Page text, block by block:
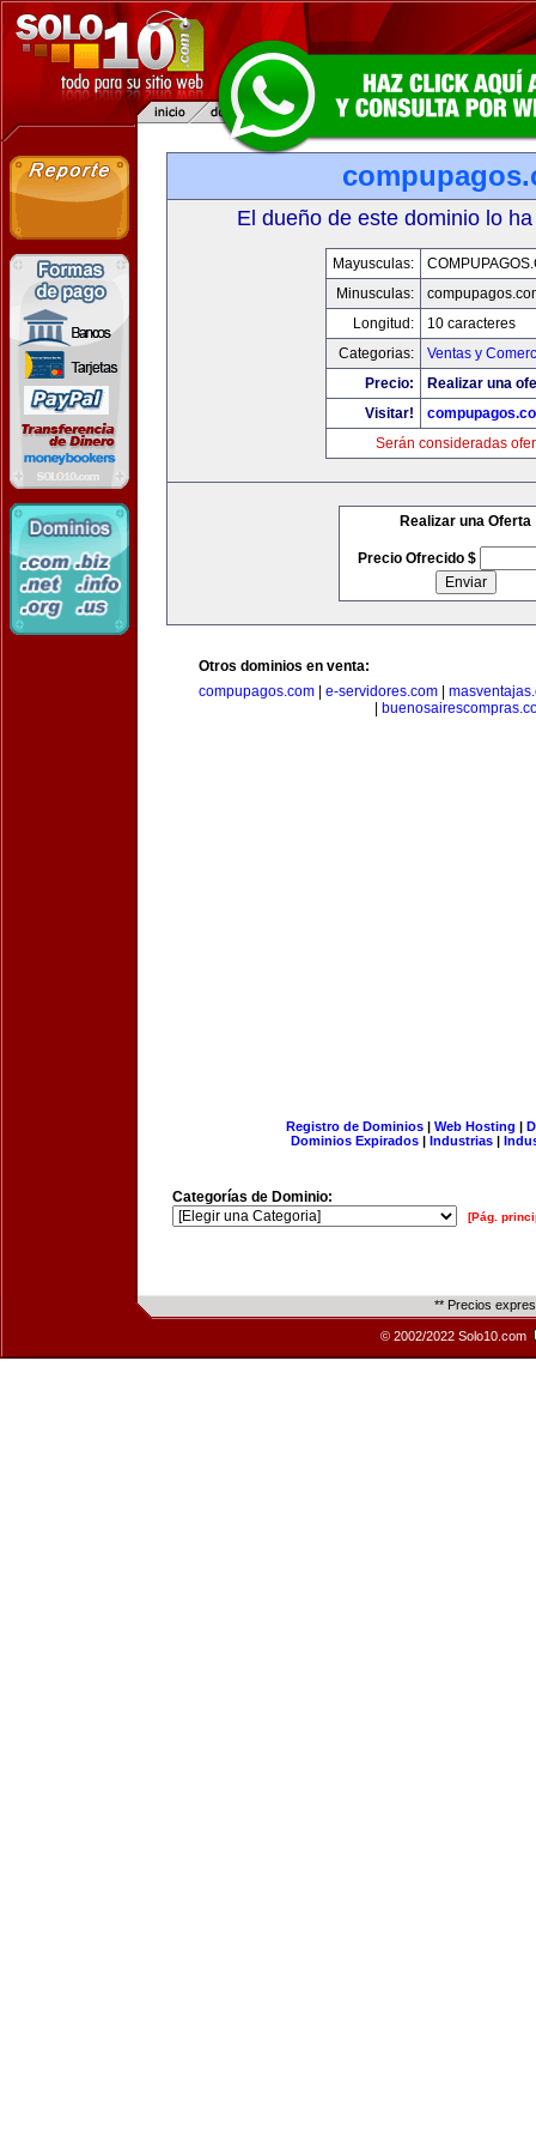
El dueño de este dominio lo
Mayusculas:
Minusculas:
Longitud:
10 caracteres
Categorias:
Ventas y
Precio:
Realizar una
Visitar!
Serán consideradas
Realizar una Oferta
Precio Ofrecido $
Otros dominios en venta:
compupagos.com
e-servidores.com
Registro de Dominios| Web Hosting |
Dominios Expirados | Industrias |
Categorías de Dominio:
[Pág.
** Precios
© 2002/2022 Solo10.com